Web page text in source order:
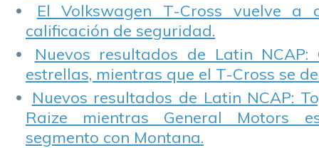
El Volkswagen T-Cross vuelve a
calificación de seguridad.
Nuevos resultados de Latin NCAP:
estrellas, mientras que el T-Cross se
Nuevos resultados de Latin NCAP:
Raize mientras General Motors
segmento con Montana.